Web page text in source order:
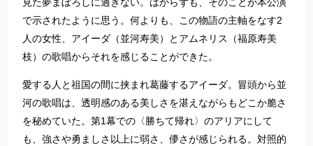
見た夢まぼろしに過ぎない。はからずも、そのことが本公演
で示されたように思う。何よりも、この物語の主軸をなす2
人の女性、アイーダ（並河寿美）とアムネリス（福原寿美
枝）の歌唱からそれを感じることができた。
愛する人と祖国の間に挟まれ葛藤するアイーダ。冒頭から並
河の歌唱は、透明感のある美しさを湛えながらもどこか脆さ
を秘めていた。第1幕での〈勝ちて帰れ〉のアリアにして
も、強さや勇ましさ以上に弱さ、儚さが感じられる。対照的